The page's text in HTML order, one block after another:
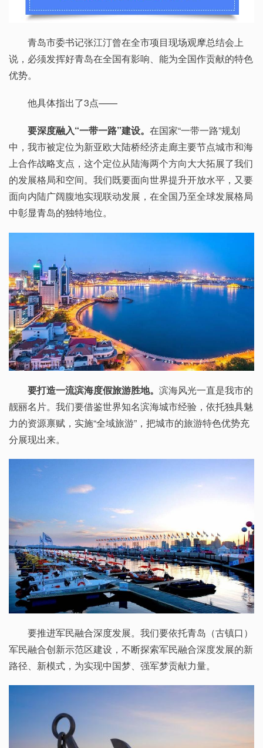
青岛市委书记张江汀曾在全市项目现场观摩总结会上
说，必须发挥好青岛在全国有影响、能为全国作贡献的特色
优势。
他具体指出了3点——
要深度融入“一带一路”建设。 在国家“一带一路”规划
中，我市被定位为新亚欧大陆桥经济走廊主要节点城市和海
上合作战略支点，这个定位从陆海两个方向大大拓展了我们
的发展格局和空间。我们既要面向世界提升开放水平，又要
面向内陆广阔腹地实现联动发展，在全国乃至全球发展格局
中彰显青岛的独特地位。
要打造一流滨海度假旅游胜地。 滨海风光一直是我市的
靓丽名片。我们要借鉴世界知名滨海城市经验，依托独具魅
力的资源禀赋，实施“全域旅游”，把城市的旅游特色优势充
分展现出来。
要推进军民融合深度发展。我们要依托青岛（古镇口）
军民融合创新示范区建设，不断探索军民融合深度发展的新
路径、新模式，为实现中国梦、强军梦贡献力量。